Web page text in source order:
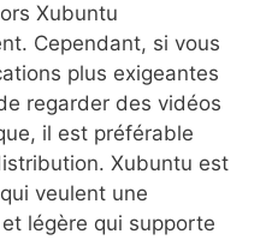
Xubuntu
Cependant, si vous
plus exigeantes
regarder des vidéos
il est préférable
Xubuntu est
veulent une
légère qui supporte